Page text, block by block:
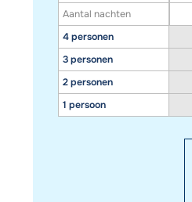
Aantal nachten
4 personen
3 personen
2 personen
1 persoon